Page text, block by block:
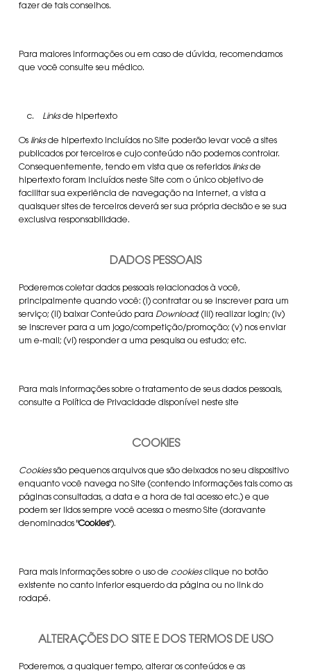
fazer de tais conselhos.
Para maiores informações ou em caso de dúvida, recomendamos
que você consulte seu médico.
c. Linksde hipertexto
Os linksde hipertexto incluídos no Site poderão levar você a sites
publicados por terceiros e cujo conteúdo não podemos controlar.
Consequentemente, tendo em vista que os referidos linksde
hipertexto foram incluídos neste Site com o único objetivo de
facilitar sua experiência de navegação na Internet, a vista a
quaisquer sites de terceiros deverá ser sua própria decisão e se sua
exclusiva responsabilidade.
DADOS PESSOAIS
Poderemos coletar dados pessoais relacionados à você,
principalmente quando você: (i) contratar ou se inscrever para um
serviço; (ii) baixar Conteúdo para Download; (iii) realizar login; (iv)
se inscrever para a um jogo/competição/promoção; (v) nos enviar
um e-mail; (vi) responder a uma pesquisa ou estudo; etc.
Para mais informações sobre o tratamento de seus dados pessoais,
consulte a Política de Privacidade disponível neste site
COOKIES
Cookiessão pequenos arquivos que são deixados no seu dispositivo
enquanto você navega no Site (contendo informações tais como as
páginas consultadas, a data e a hora de tal acesso etc.) e que
podem ser lidos sempre você acessa o mesmo Site (doravante
denominados "Cookies").
Para mais informações sobre o uso de cookiesclique no botão
existente no canto inferior esquerdo da página ou no link do
rodapé.
ALTERAÇÕES DO SITE E DOS TERMOS DE USO
Poderemos, a qualquer tempo, alterar os conteúdos e as